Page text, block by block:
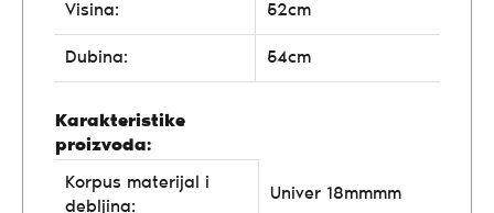
Visina: 52cm
Dubina: 54cm
Karakteristike
proizvoda:
Korpus materijal i
debljina:
Univer 18mmmm